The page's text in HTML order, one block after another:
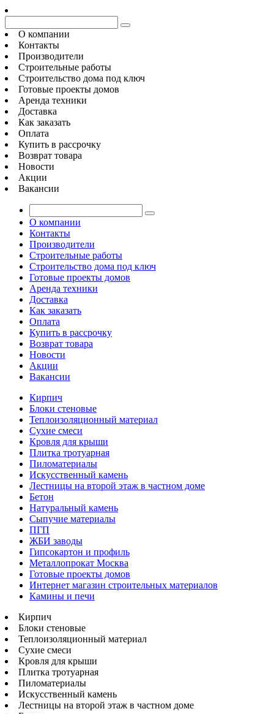
О компании
Контакты
Производители
Строительные работы
Строительство дома под ключ
Готовые проекты домов
Аренда техники
Доставка
Как заказать
Оплата
Купить в рассрочку
Возврат товара
Новости
Акции
Вакансии
О компании
Контакты
Производители
Строительные работы
Строительство дома под ключ
Готовые проекты домов
Аренда техники
Доставка
Как заказать
Оплата
Купить в рассрочку
Возврат товара
Новости
Акции
Вакансии
Кирпич
Блоки стеновые
Теплоизоляционный материал
Сухие смеси
Кровля для крыши
Плитка тротуарная
Пиломатериалы
Искусственный камень
Лестницы на второй этаж в частном доме
Бетон
Натуральный камень
Сыпучие материалы
ПГП
ЖБИ заводы
Гипсокартон и профиль
Металлопрокат Москва
Готовые проекты домов
Интернет магазин строительных материалов
Камины и печи
Кирпич
Блоки стеновые
Теплоизоляционный материал
Сухие смеси
Кровля для крыши
Плитка тротуарная
Пиломатериалы
Искусственный камень
Лестницы на второй этаж в частном доме